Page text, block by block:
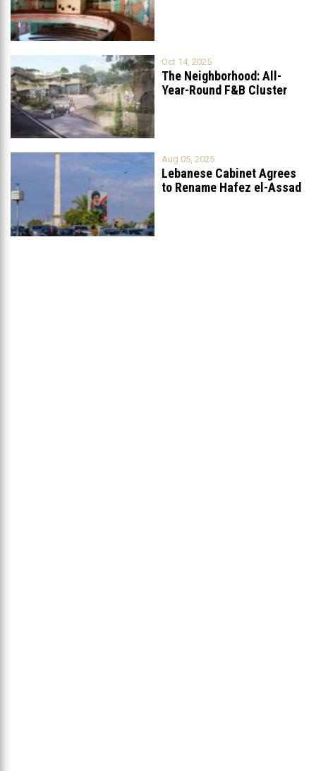
Oct 14, 2025
The Neighborhood: All-
Year-Round F&B Cluster
Aug 05, 2025
Lebanese Cabinet Agrees
to Rename Hafez el-Assad